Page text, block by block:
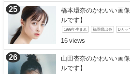
橋本環奈のかわいい画
ルです】
1999年生まれ 福岡県出身 Dカッ
16
山田杏奈のかわいい画
ルです】